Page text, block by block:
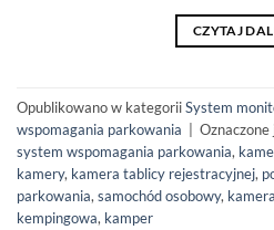
CZYTAJ
Opublikowano w kategoriiSystem
wspomagania parkowania | Oznaczone
system wspomagania parkowania,
kamery, kamera tablicy rejestracyjnej,
parkowania, samochód osobowy,
kempingowa, kamper